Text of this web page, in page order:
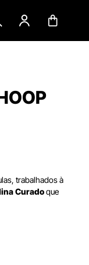
trabalhados à
Curadoque